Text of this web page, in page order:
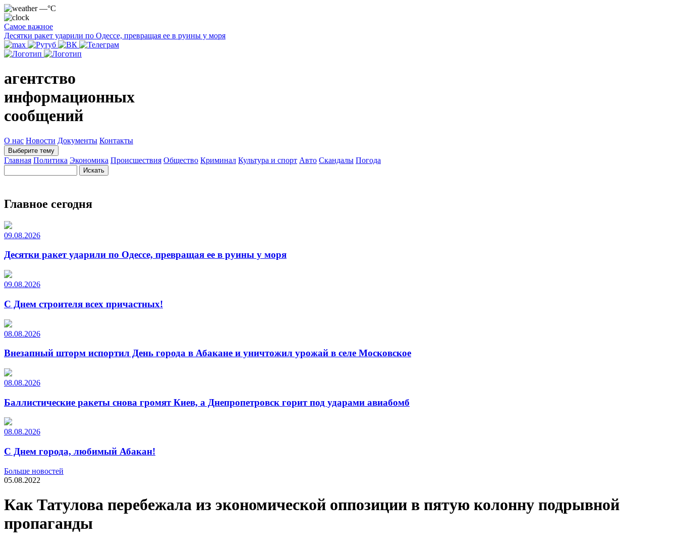
—°C
Самое важное
Десятки ракет ударили по Одессе, превращая ее в руины у моря
агентство
информационных
сообщений
О нас Новости Документы Контакты
Выберите тему
Главная Политика Экономика Происшествия Общество Криминал Культура и спорт Авто Скандалы Погода
Главное сегодня
09.08.2026
Десятки ракет ударили по Одессе, превращая ее в руины у моря
09.08.2026
С Днем строителя всех причастных!
08.08.2026
Внезапный шторм испортил День города в Абакане и уничтожил урожай в селе Московское
08.08.2026
Баллистические ракеты снова громят Киев, а Днепропетровск горит под ударами авиабомб
08.08.2026
С Днем города, любимый Абакан!
Больше новостей
05.08.2022
Как Татулова перебежала из экономической оппозиции в пятую колонну подрывной
пропаганды